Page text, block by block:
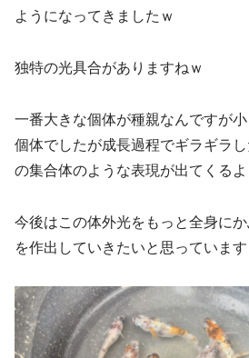
ようになってきましたｗ
独特の光具合がありますねｗ
一番大きな個体が種親なんですが
個体でしたが成長過程でギラギラ
の集合体のような表現が出てくる
今後はこの体外光をもっと全身に
を作出していきたいと思っています